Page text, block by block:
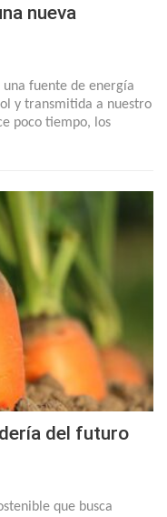
nueva
una fuente de energía
y transmitida a nuestro
poco tiempo, los
del futuro
que busca